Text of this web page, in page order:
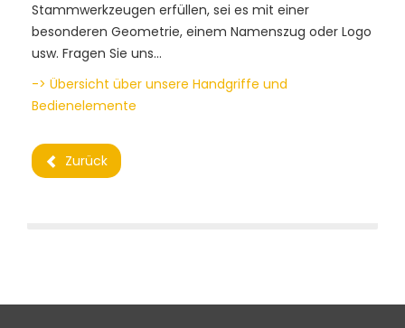
Stammwerkzeugen erfüllen, sei es mit einer
besonderen Geometrie, einem Namenszug oder Logo
usw. Fragen Sie uns…
-> Übersicht über unsere Handgriffe und
Bedienelemente
Zurück